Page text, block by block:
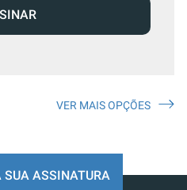
VER MAIS OPÇÕES
SUA ASSINATURA